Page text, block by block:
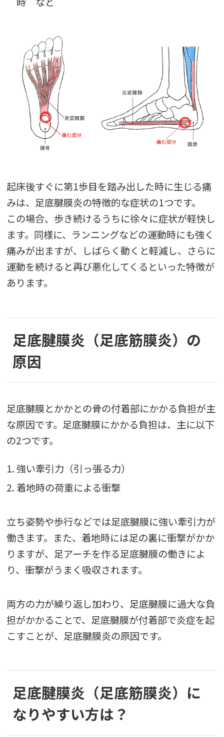
起床後すぐに第1歩目を踏み出した時に生じる痛
みは、足底腱膜炎の特徴的な症状の1つです。
この場合、歩き続けるうちに徐々に症状が軽快し
ます。同様に、ランニングなどの運動時にも強く
痛みが出ますが、しばらく動くと軽減し、さらに
運動を続けると再び悪化してくるといった特徴が
あります。
足底腱膜炎（足底筋膜炎）の
原因
足底腱膜とかかとの骨の付着部にかかる負担が主
な原因です。足底腱膜にかかる負担は、主に以下
の2つです。
1. 強い牽引力（引っ張る力）
2. 着地時の荷重による衝撃
立ち姿勢や歩行などでは足底腱膜に強い牽引力が
働きます。また、着地時には足の裏に衝撃がかか
りますが、足アーチを作る足底腱膜の働きによ
り、衝撃がうまく吸収されます。
両方の力が繰り返し加わり、足底腱膜に過大な負
担がかかることで、足底腱膜が付着部で炎症を起
こすことが、足底腱膜炎の原因です。
足底腱膜炎（足底筋膜炎）に
なりやすい方は？